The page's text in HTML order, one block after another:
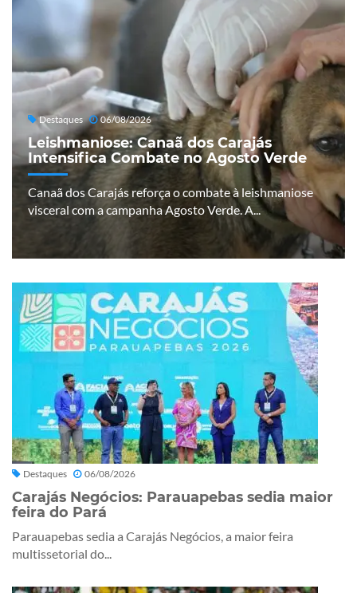
Destaques 06/08/2026
Leishmaniose: Canaã dos Carajás
Intensifica Combate no Agosto Verde
Canaã dos Carajás reforça o combate à leishmaniose
visceral com a campanha Agosto Verde. A...
Destaques 06/08/2026
Carajás Negócios: Parauapebas sedia maior
feira do Pará
Parauapebas sedia a Carajás Negócios, a maior feira
multissetorial do...